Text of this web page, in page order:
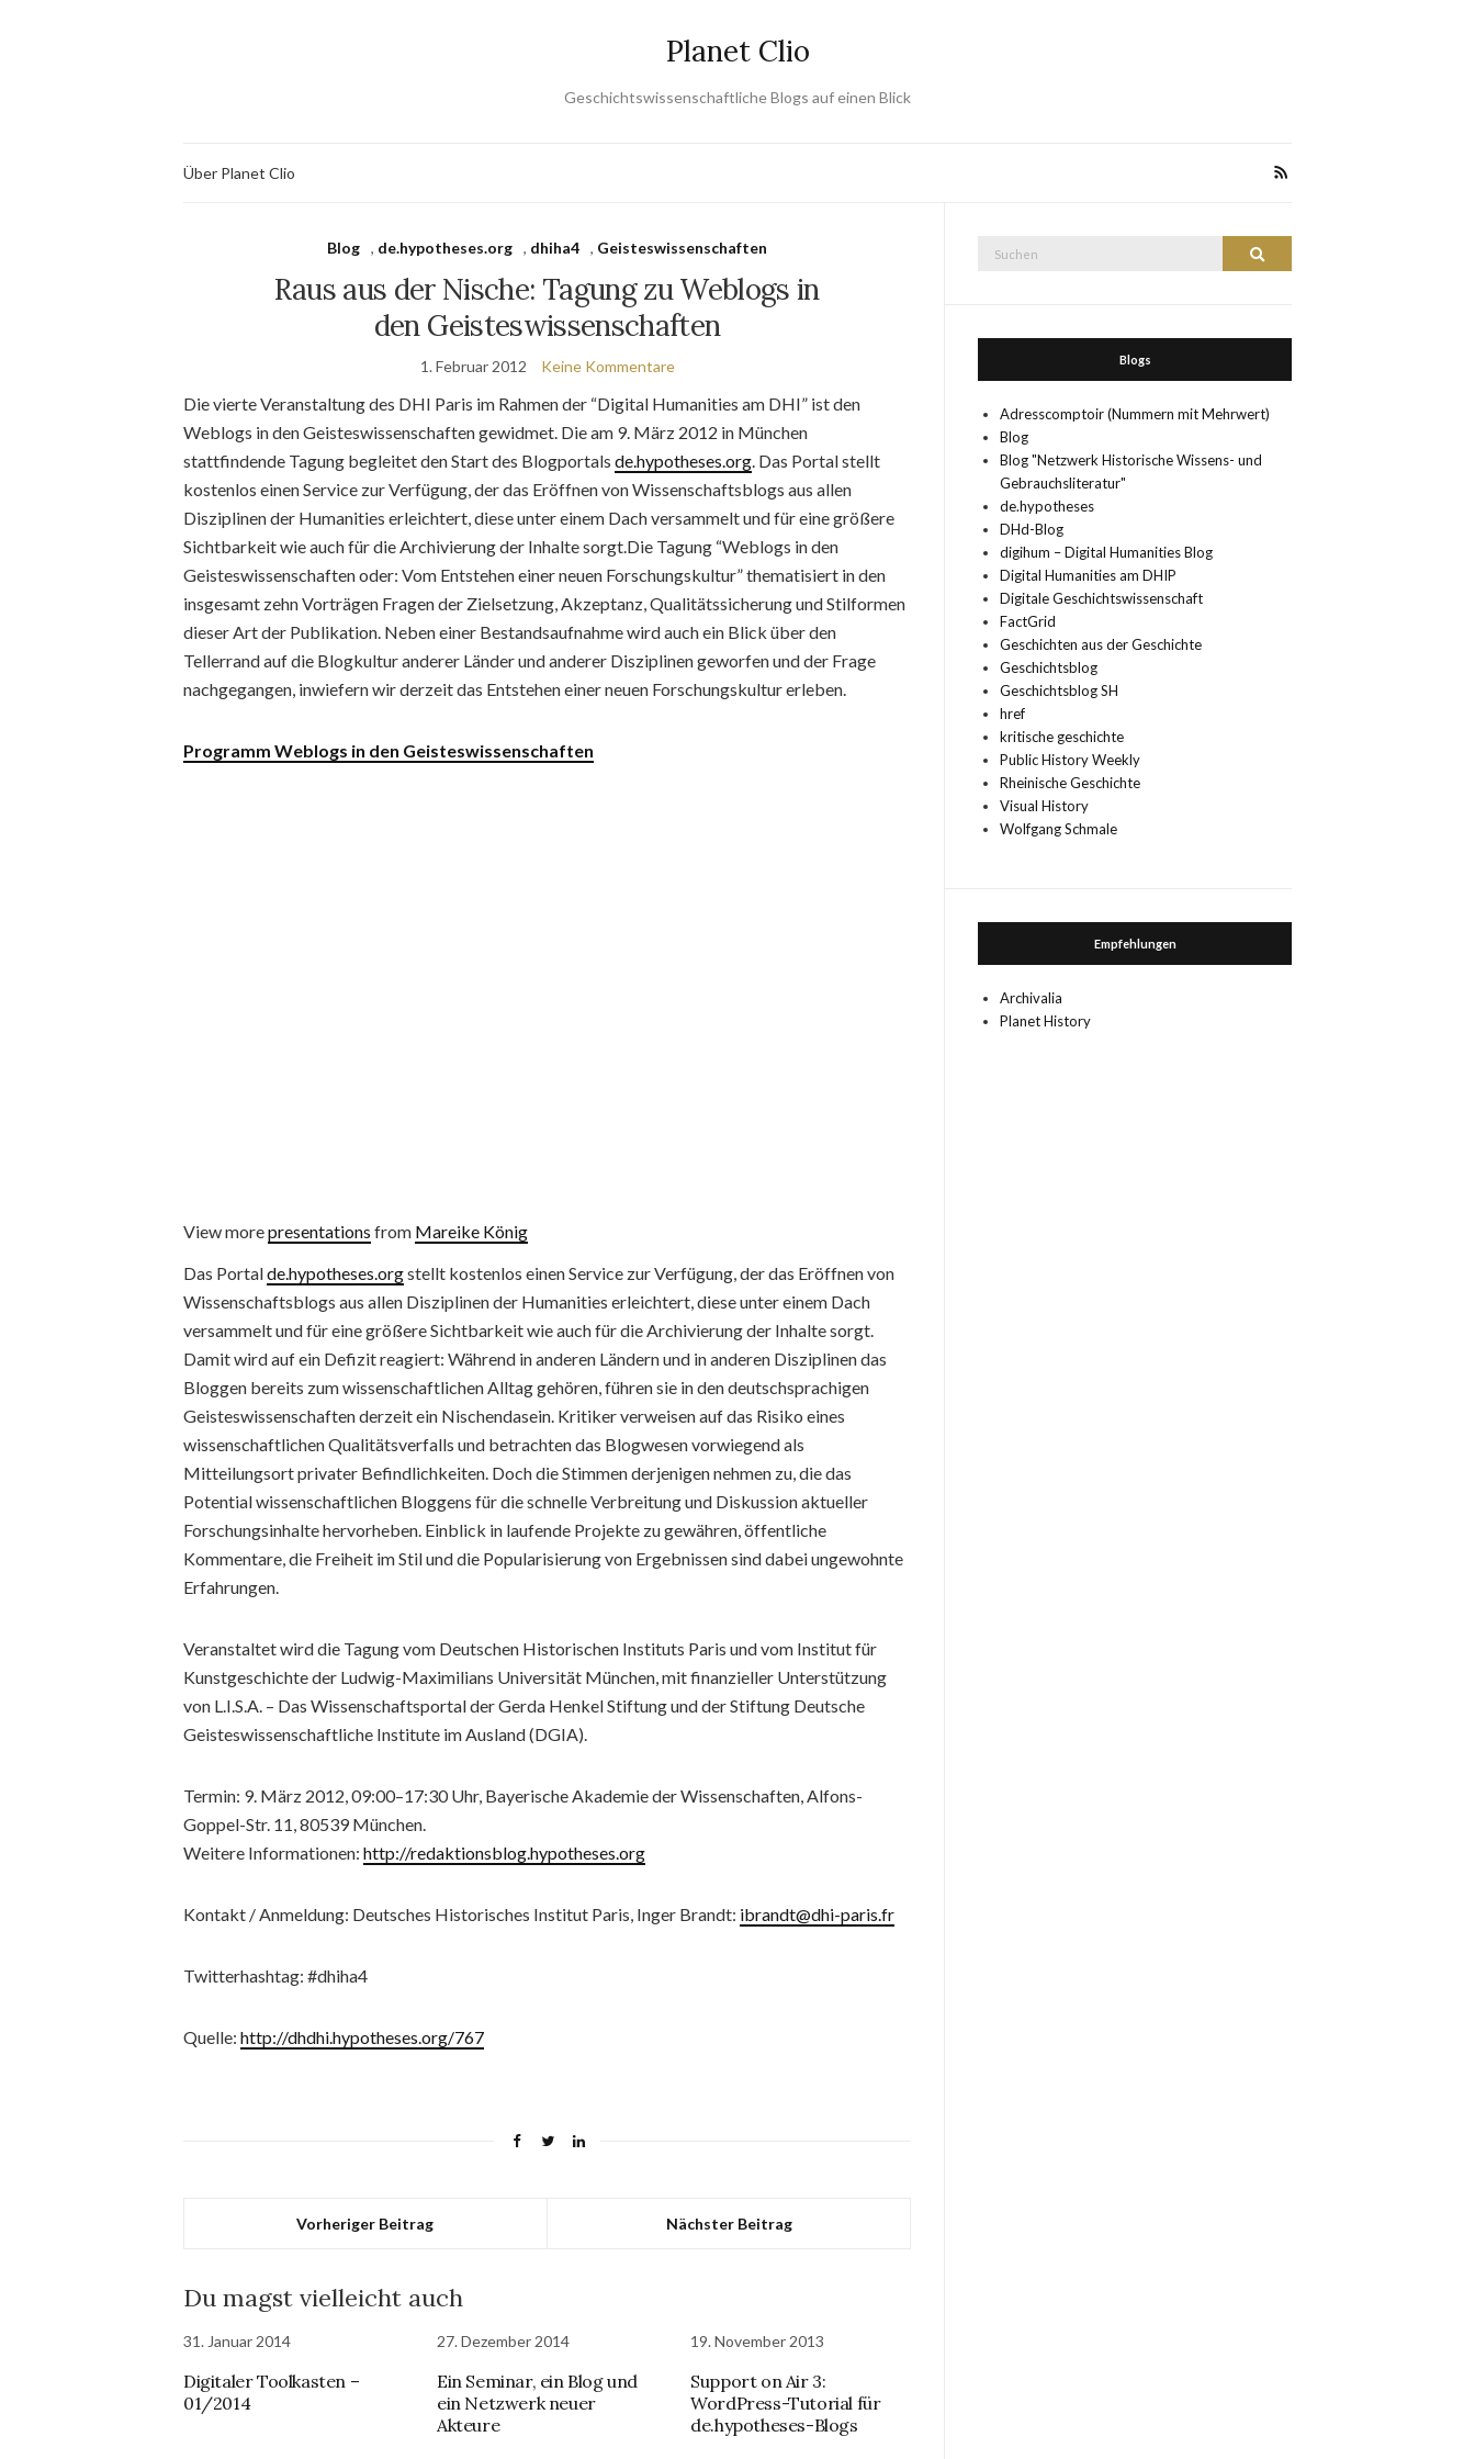
Planet Clio
Geschichtswissenschaftliche Blogs auf einen Blick
Über Planet Clio
Blog , de.hypotheses.org , dhiha4 , Geisteswissenschaften
Raus aus der Nische: Tagung zu Weblogs in
den Geisteswissenschaften
1. Februar 2012 Keine Kommentare
Die vierte Veranstaltung des DHI Paris im Rahmen der “Digital Humanities am DHI” ist den
Weblogs in den Geisteswissenschaften gewidmet. Die am 9. März 2012 in München
stattfindende Tagung begleitet den Start des Blogportals de.hypotheses.org. Das Portal stellt
kostenlos einen Service zur Verfügung, der das Eröffnen von Wissenschaftsblogs aus allen
Disziplinen der Humanities erleichtert, diese unter einem Dach versammelt und für eine größere
Sichtbarkeit wie auch für die Archivierung der Inhalte sorgt.Die Tagung “Weblogs in den
Geisteswissenschaften oder: Vom Entstehen einer neuen Forschungskultur” thematisiert in den
insgesamt zehn Vorträgen Fragen der Zielsetzung, Akzeptanz, Qualitätssicherung und Stilformen
dieser Art der Publikation. Neben einer Bestandsaufnahme wird auch ein Blick über den
Tellerrand auf die Blogkultur anderer Länder und anderer Disziplinen geworfen und der Frage
nachgegangen, inwiefern wir derzeit das Entstehen einer neuen Forschungskultur erleben.
Programm Weblogs in den Geisteswissenschaften
View morepresentations from Mareike König
Das Portalde.hypotheses.orgstellt kostenlos einen Service zur Verfügung, der das Eröffnen von
Wissenschaftsblogs aus allen Disziplinen der Humanities erleichtert, diese unter einem Dach
versammelt und für eine größere Sichtbarkeit wie auch für die Archivierung der Inhalte sorgt.
Damit wird auf ein Defizit reagiert: Während in anderen Ländern und in anderen Disziplinen das
Bloggen bereits zum wissenschaftlichen Alltag gehören, führen sie in den deutschsprachigen
Geisteswissenschaften derzeit ein Nischendasein. Kritiker verweisen auf das Risiko eines
wissenschaftlichen Qualitätsverfalls und betrachten das Blogwesen vorwiegend als
Mitteilungsort privater Befindlichkeiten. Doch die Stimmen derjenigen nehmen zu, die das
Potential wissenschaftlichen Bloggens für die schnelle Verbreitung und Diskussion aktueller
Forschungsinhalte hervorheben. Einblick in laufende Projekte zu gewähren, öffentliche
Kommentare, die Freiheit im Stil und die Popularisierung von Ergebnissen sind dabei ungewohnte
Erfahrungen.
Veranstaltet wird die Tagung vom Deutschen Historischen Instituts Paris und vom Institut für
Kunstgeschichte der Ludwig-Maximilians Universität München, mit finanzieller Unterstützung
von L.I.S.A. – Das Wissenschaftsportal der Gerda Henkel Stiftung und der Stiftung Deutsche
Geisteswissenschaftliche Institute im Ausland (DGIA).
Termin: 9. März 2012, 09:00–17:30 Uhr, Bayerische Akademie der Wissenschaften, Alfons-
Goppel-Str. 11, 80539 München.
Weitere Informationen: http://redaktionsblog.hypotheses.org
Kontakt / Anmeldung: Deutsches Historisches Institut Paris, Inger Brandt: ibrandt@dhi-paris.fr
Twitterhashtag: #dhiha4
Quelle: http://dhdhi.hypotheses.org/767
Vorheriger Beitrag Nächster Beitrag
Du magst vielleicht auch
31. Januar 2014
Digitaler Toolkasten –
01/2014
27. Dezember 2014
Ein Seminar, ein Blog und
ein Netzwerk neuer
Akteure
19. November 2013
Support on Air 3:
WordPress-Tutorial für
de.hypotheses-Blogs
Suchen
Blogs
Adresscomptoir (Nummern mit Mehrwert)
Blog
Blog "Netzwerk Historische Wissens- und
Gebrauchsliteratur"
de.hypotheses
DHd-Blog
digihum – Digital Humanities Blog
Digital Humanities am DHIP
Digitale Geschichtswissenschaft
FactGrid
Geschichten aus der Geschichte
Geschichtsblog
Geschichtsblog SH
href
kritische geschichte
Public History Weekly
Rheinische Geschichte
Visual History
Wolfgang Schmale
Empfehlungen
Archivalia
Planet History